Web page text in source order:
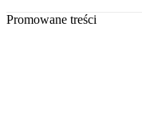
Promowane treści